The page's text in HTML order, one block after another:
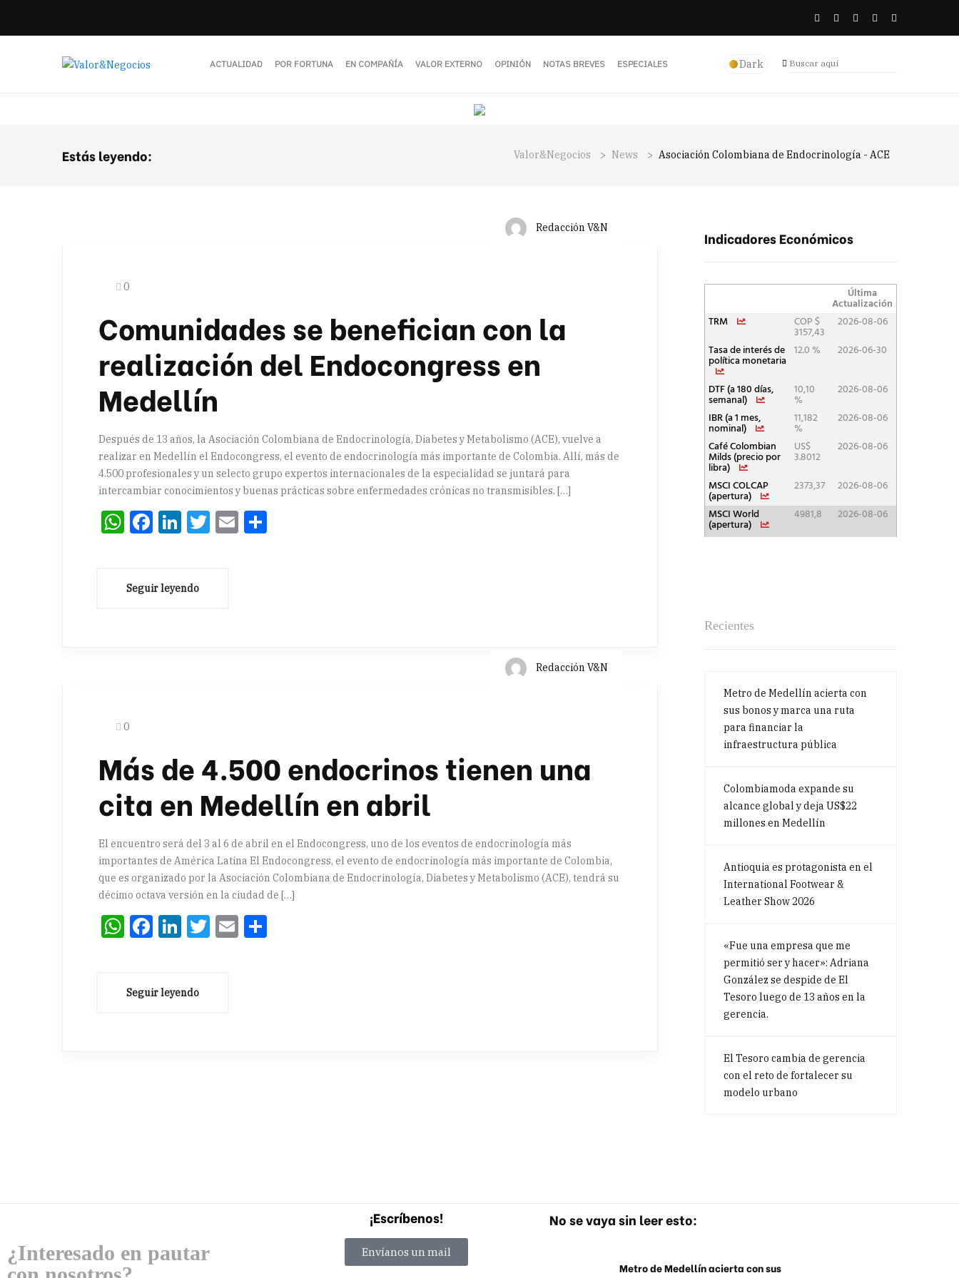
ACTUALIDAD POR FORTUNA EN COMPAÑÍA VALOR EXTERNO OPINIÓN NOTAS BREVES ESPECIALES Dark
Estás leyendo: Valor&Negocios > News > Asociación Colombiana de Endocrinología - ACE
Redacción V&N
0
Comunidades se benefician con la
realización del Endocongress en
Medellín
Después de 13 años, la Asociación Colombiana de Endocrinología, Diabetes y Metabolismo (ACE), vuelve a
realizar en Medellín el Endocongress, el evento de endocrinología más importante de Colombia. Allí, más de
4.500 profesionales y un selecto grupo expertos internacionales de la especialidad se juntará para
intercambiar conocimientos y buenas prácticas sobre enfermedades crónicas no transmisibles. […]
WhatsApp
Facebook
LinkedIn
Twitter
Email
Redacción V&N
0
Más de 4.500 endocrinos tienen una
cita en Medellín en abril
El encuentro será del 3 al 6 de abril en el Endocongress, uno de los eventos de endocrinología más
importantes de América Latina El Endocongress, el evento de endocrinología más importante de Colombia,
que es organizado por la Asociación Colombiana de Endocrinología, Diabetes y Metabolismo (ACE), tendrá su
décimo octava versión en la ciudad de […]
WhatsApp
Facebook
LinkedIn
Twitter
Email
Indicadores Económicos
Recientes
Metro de Medellín acierta con
sus bonos y marca una ruta
para financiar la
infraestructura pública
Colombiamoda expande su
alcance global y deja US$22
millones en Medellín
Antioquia es protagonista en el
International Footwear &
Leather Show 2026
«Fue una empresa que me
permitió ser y hacer»: Adriana
González se despide de El
Tesoro luego de 13 años en la
gerencia.
El Tesoro cambia de gerencia
con el reto de fortalecer su
modelo urbano
¿Interesado en pautar
¡Escríbenos!
Envíanos un mail
No se vaya sin leer esto:
Metro de Medellín acierta con sus